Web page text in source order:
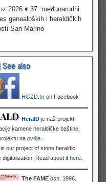
2026 ♦ 37. međunarodni
genealoških i heraldičkih
San Marino
See also
HGZD.hron Facebook
HeralDje naš projekt
kamene heraldičke baštine.
na ovdje.
our project of stone heraldic
digitalization. Read about it here.
The FAMEosn. 1996.